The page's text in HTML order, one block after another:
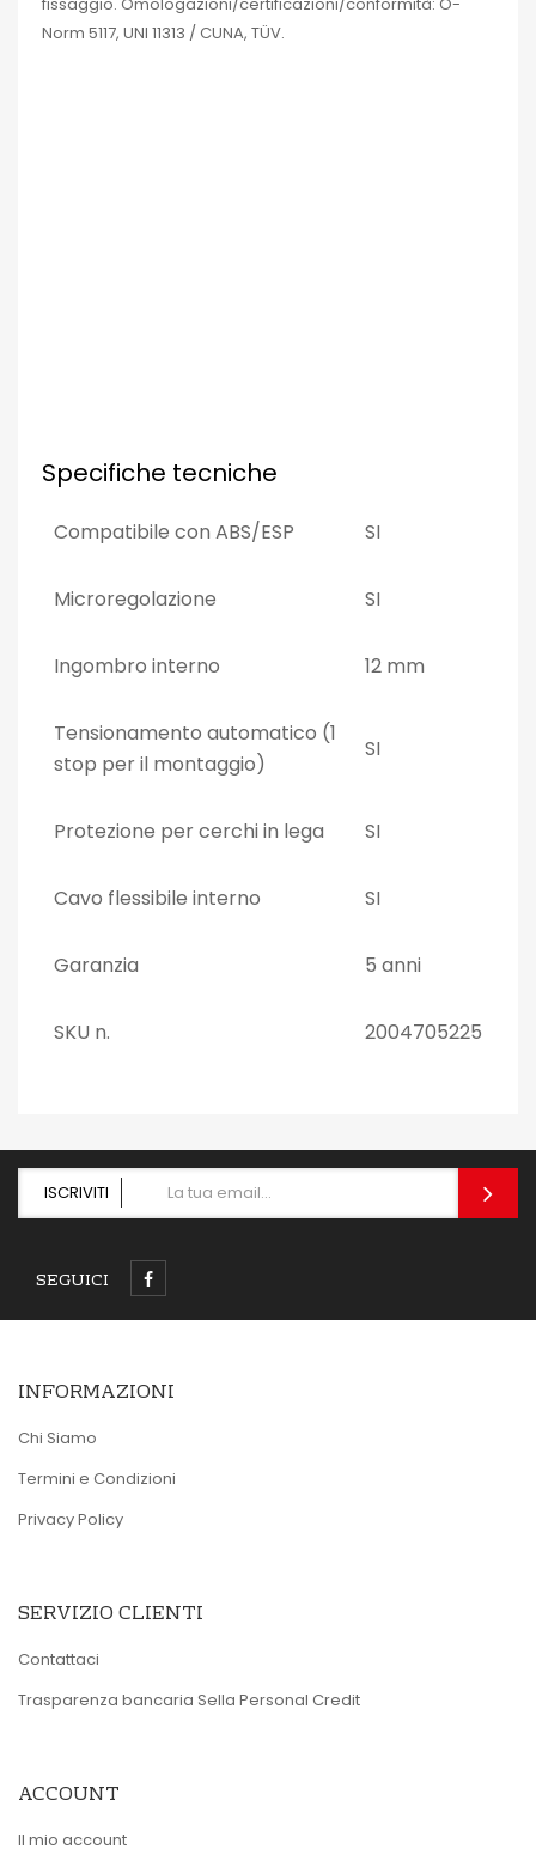
Norm 5117, UNI 11313 / CUNA, TÜV.
Specifiche tecniche
Compatibile con ABS/ESP SI
Microregolazione SI
Ingombro interno 12 mm
Tensionamento automatico (1
stop per il montaggio)
SI
Protezione per cerchi in lega SI
Cavo flessibile interno SI
Garanzia 5 anni
SKU n. 2004705225
ISCRIVITI
SEGUICI
INFORMAZIONI
Chi Siamo
Termini e Condizioni
Privacy Policy
SERVIZIO CLIENTI
Contattaci
Trasparenza bancaria Sella Personal Credit
ACCOUNT
Il mio account